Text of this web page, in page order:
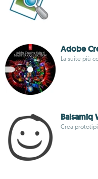
Adobe
La suite più
Balsamiq
Crea